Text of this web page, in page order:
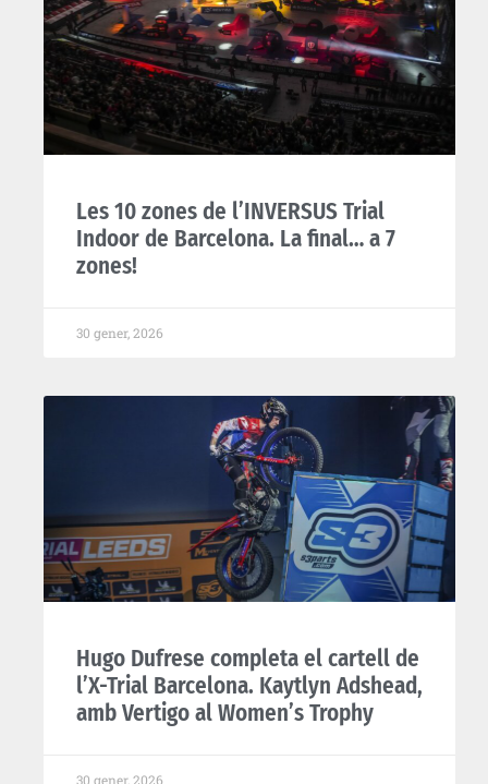
Les 10 zones de l’INVERSUS Trial
Indoor de Barcelona. La final… a 7
zones!
30 gener, 2026
Hugo Dufrese completa el cartell de
l’X-Trial Barcelona. Kaytlyn Adshead,
amb Vertigo al Women’s Trophy
30 gener, 2026